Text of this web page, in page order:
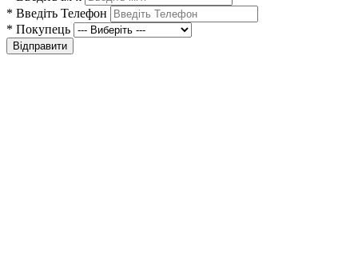
* Введіть Телефон
* Покупець
Відправити